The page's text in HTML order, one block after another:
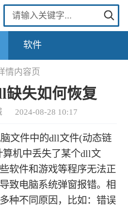
软件
情内容页
缺失如何恢复
2024-08-28 10:17
文件中的dll文件(动态链
机中丢失了某个dll文
软件和游戏等程序无法正
致电脑系统弹窗报错。相
种不同原因，比如：错误